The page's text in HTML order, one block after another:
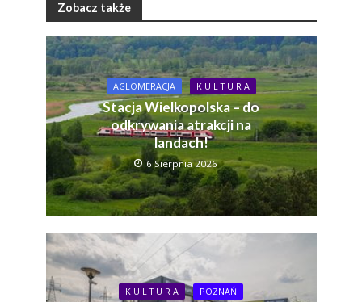
Zobacz także
AGLOMERACJA K U L T U R A
Stacja Wielkopolska – do
odkrywania atrakcji na
landach!
6 Sierpnia 2026
K U L T U R A POZNAŃ